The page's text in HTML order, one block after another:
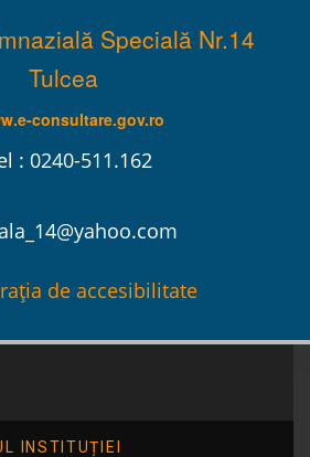
Specială Nr.14
Tulcea
consultare.gov.ro
: 0240-511.162
de accesibilitate
INSTITUȚIEI